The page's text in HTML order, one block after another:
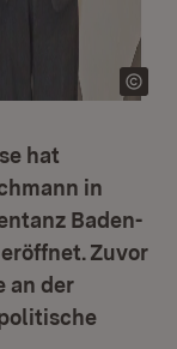
hat
in
Baden-
Zuvor
an der